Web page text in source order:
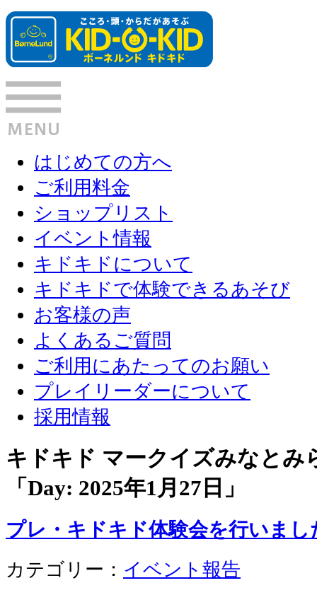
はじめての方へ
ご利用料金
ショップリスト
イベント情報
キドキドについて
キドキドで体験できるあそび
お客様の声
よくあるご質問
ご利用にあたってのお願い
プレイリーダーについて
採用情報
キドキド マークイズみなと
「Day: 2025年1月27日 」
プレ・キドキド体験会を行いまし
カテゴリー： イベント報告